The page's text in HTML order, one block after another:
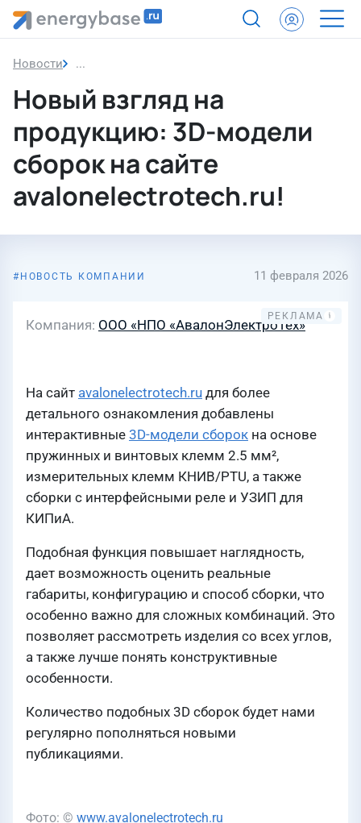
Новости Новый взгляд на продукцию: 3D-модели сборок
Новый взгляд на
продукцию: 3D-модели
сборок на сайте
avalonelectrotech.ru!
НОВОСТЬ КОМПАНИИ 11 февраля 2026
Компания ООО «НПО «АвалонЭлектроТех»
На сайт avalonelectrotech.ru для более
детального ознакомления добавлены
интерактивные 3D-модели сборок на основе
пружинных и винтовых клемм 2.5 мм²,
измерительных клемм КНИВ/PTU, а также
сборки с интерфейсными реле и УЗИП для
КИПиА.
Подобная функция повышает наглядность,
дает возможность оценить реальные
габариты, конфигурацию и способ сборки, что
особенно важно для сложных комбинаций. Это
позволяет рассмотреть изделия со всех углов,
а также лучше понять конструктивные
особенности.
Количество подобных 3D сборок будет нами
регулярно пополняться новыми
публикациями.
Фото: © www.avalonelectrotech.ru